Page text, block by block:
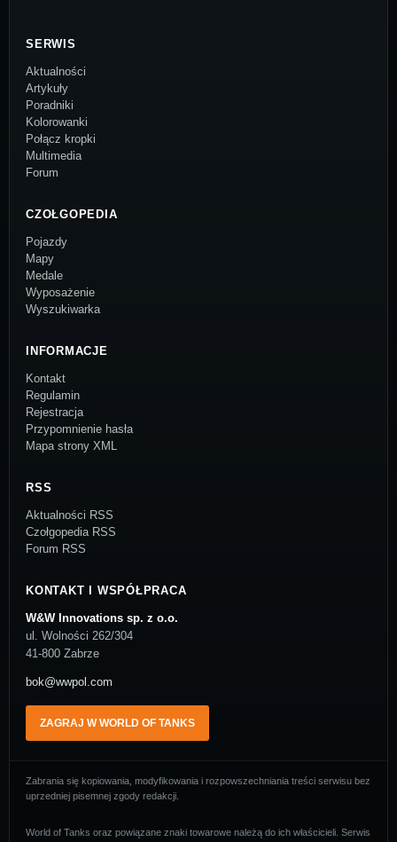
SERWIS
Aktualności
Artykuły
Poradniki
Kolorowanki
Połącz kropki
Multimedia
Forum
CZOŁGOPEDIA
Pojazdy
Mapy
Medale
Wyposażenie
Wyszukiwarka
INFORMACJE
Kontakt
Regulamin
Rejestracja
Przypomnienie hasła
Mapa strony XML
RSS
Aktualności RSS
Czołgopedia RSS
Forum RSS
KONTAKT I WSPÓŁPRACA
W&W Innovations sp. z o.o.
ul. Wolności 262/304
41-800 Zabrze
bok@wwpol.com
ZAGRAJ W WORLD OF TANKS
Zabrania się kopiowania, modyfikowania i rozpowszechniania treści serwisu bez
uprzedniej pisemnej zgody redakcji.
World of Tanks oraz powiązane znaki towarowe należą do ich właścicieli. Serwis